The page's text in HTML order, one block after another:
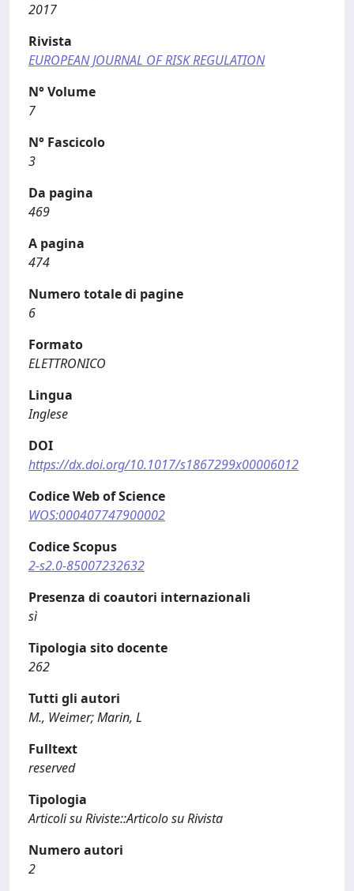
2017
Rivista
EUROPEAN JOURNAL OF RISK REGULATION
N° Volume
7
N° Fascicolo
3
Da pagina
469
A pagina
474
Numero totale di pagine
6
Formato
ELETTRONICO
Lingua
Inglese
DOI
https://dx.doi.org/10.1017/s1867299x00006012
Codice Web of Science
WOS:000407747900002
Codice Scopus
2-s2.0-85007232632
Presenza di coautori internazionali
sì
Tipologia sito docente
262
Tutti gli autori
M., Weimer; Marin, L
Fulltext
reserved
Tipologia
Articoli su Riviste::Articolo su Rivista
Numero autori
2